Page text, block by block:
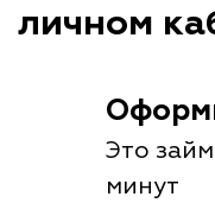
личном
Это
минут